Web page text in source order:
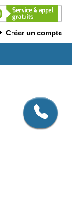
Créer un compte